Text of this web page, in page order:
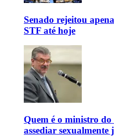
Senado rejeitou
STF até hoje
Quem é o ministro do
assediar sexualmente